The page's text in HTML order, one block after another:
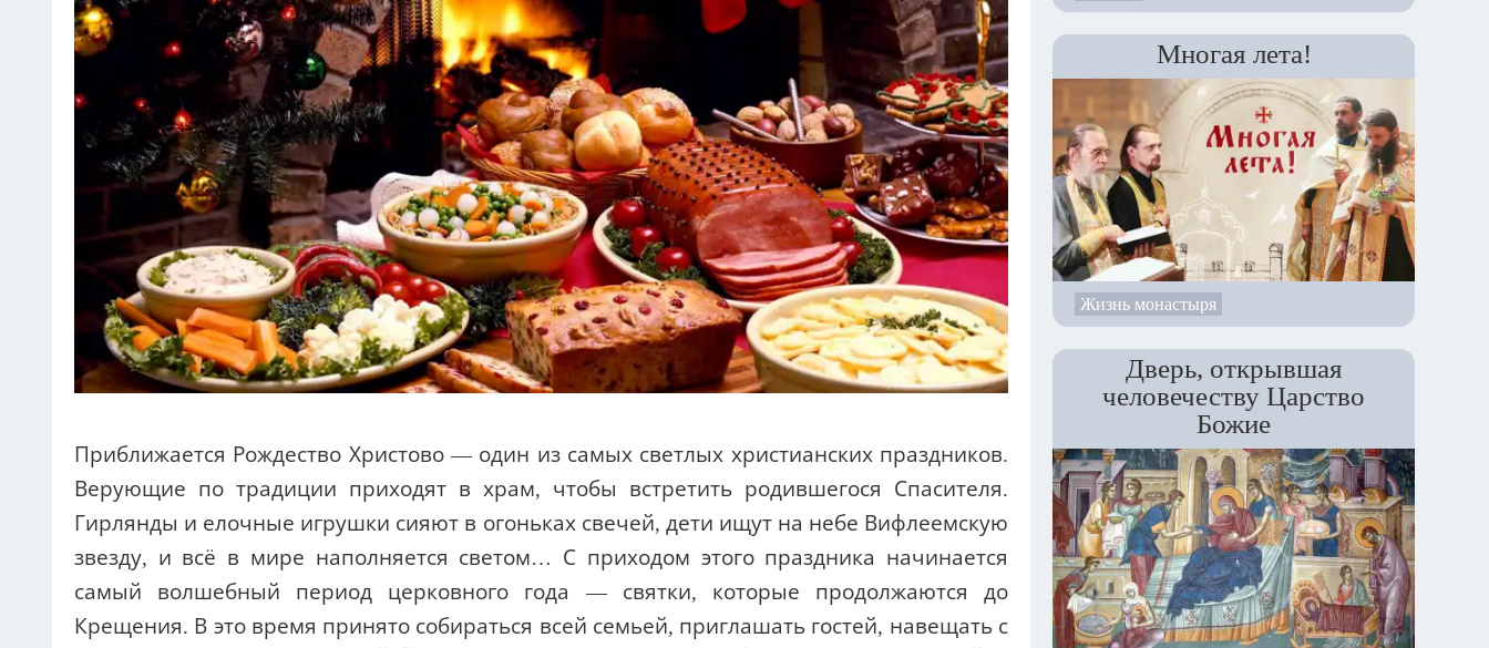
Приближается Рождество Христово — один из самых светлых христианских праздников.
Верующие по традиции приходят в храм, чтобы встретить родившегося Спасителя.
Гирлянды и елочные игрушки сияют в огоньках свечей, дети ищут на небе Вифлеемскую
звезду, и всё в мире наполняется светом… С приходом этого праздника начинается
самый волшебный период церковного года — святки, которые продолжаются до
Крещения. В это время принято собираться всей семьей, приглашать гостей, навещать с
Многая лета!
Жизнь монастыря
Дверь, открывшая
человечеству Царство
Божие